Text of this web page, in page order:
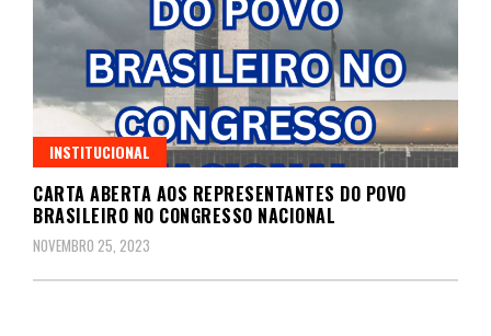
INSTITUCIONAL
CARTA ABERTA AOS REPRESENTANTES DO POVO
BRASILEIRO NO CONGRESSO NACIONAL
NOVEMBRO 25, 2023